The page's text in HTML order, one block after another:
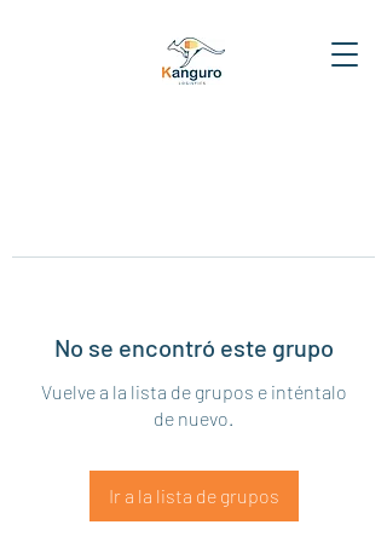
No se encontró este grupo
Vuelve a la lista de grupos e inténtalo
de nuevo.
Ir a la lista de grupos